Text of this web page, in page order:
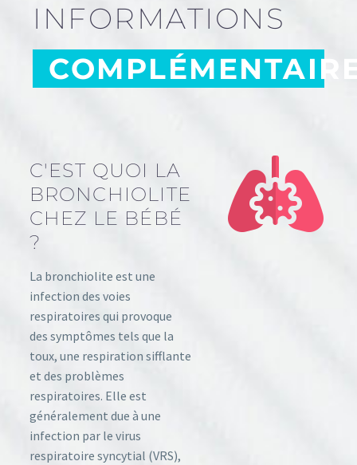
INFORMATIONS
C'EST QUOI LA
BRONCHIOLITE
CHEZ LE BÉBÉ
?
La bronchiolite est une
infection des voies
respiratoires qui provoque
des symptômes tels que la
toux, une respiration sifflante
et des problèmes
respiratoires. Elle est
généralement due à une
infection par le virus
respiratoire syncytial (VRS),